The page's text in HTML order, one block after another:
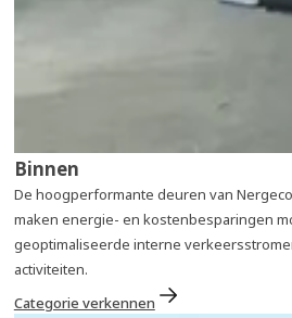
Binnen
De hoogperformante deuren van
maken energie- en kostenbesparingen
geoptimaliseerde interne
activiteiten.
Categorie verkennen